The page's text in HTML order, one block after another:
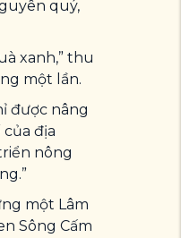
quý,
xanh,” thu
một lần.
được nâng
địa
nông
một Lâm
Sông Cấm